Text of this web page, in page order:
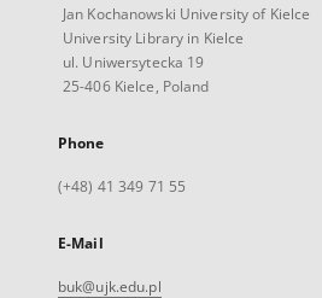
Jan Kochanowski University of Kielce
University Library in Kielce
ul. Uniwersytecka 19
25-406 Kielce, Poland
Phone
(+48) 41 349 71 55
E-Mail
buk@ujk.edu.pl